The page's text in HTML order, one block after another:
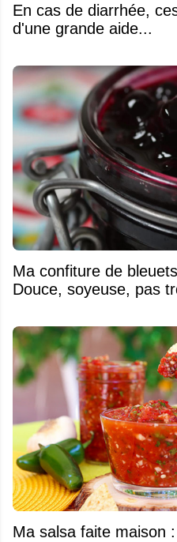
En cas de diarrhée,
d'une grande aide...
Ma confiture de
Douce, soyeuse, pas
Ma salsa faite maison